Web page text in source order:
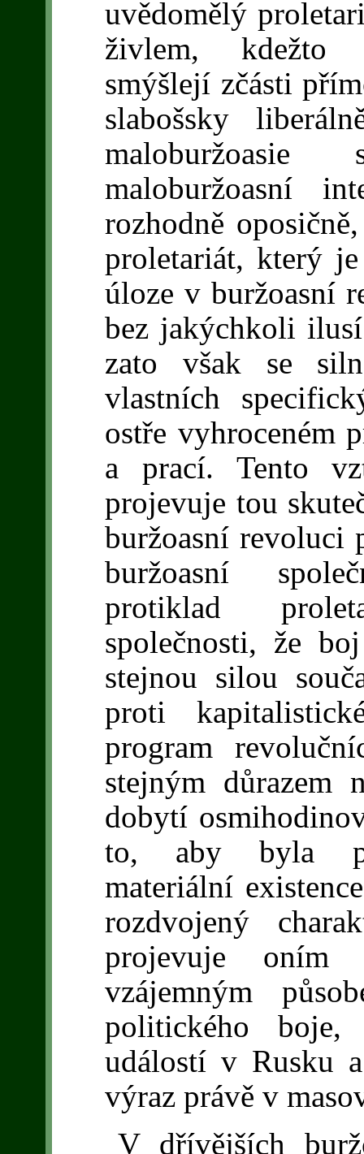
uvědomělý
živlem, kdežto
smýšlejí zčásti
slabošsky
maloburžoasní
rozhodně
proletariát, který
úloze v buržoasní
bez jakýchkoli
zato však se
vlastních
ostře vyhroceném
a prací. Tento
projevuje tou
buržoasní revoluci
buržoasní
protiklad
společnosti, že
stejnou silou
proti
program
stejným důrazem
dobytí
to, aby byla
materiální
rozdvojený
projevuje oním
vzájemným
politického
událostí v Rusku
výraz právě v
V dřívějších